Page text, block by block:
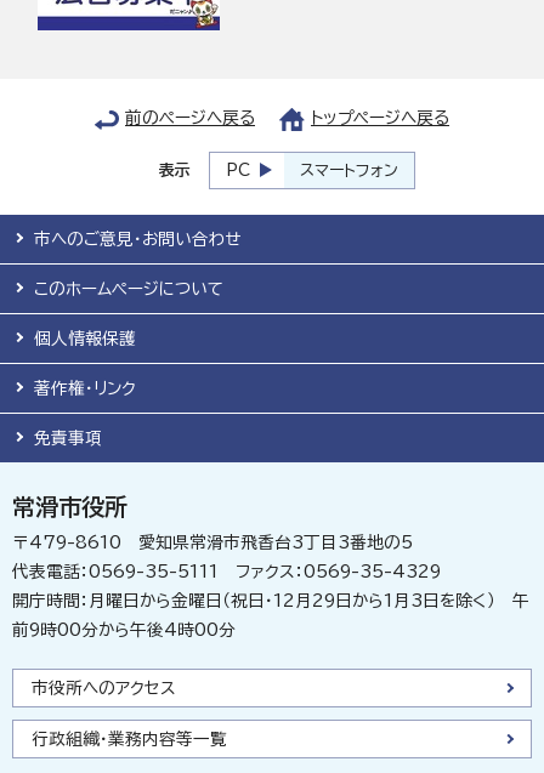
前のページへ戻る トップページへ戻る
表示 PC スマートフォン
市へのご意見・お問い合わせ
このホームページについて
個人情報保護
著作権・リンク
免責事項
常滑市役所
〒479-8610 愛知県常滑市飛香台3丁目3番地の5
代表電話：0569-35-5111 ファクス：0569-35-4329
開庁時間：月曜日から金曜日（祝日・12月29日から1月3日を除く） 午
前9時00分から午後4時00分
市役所へのアクセス
行政組織・業務内容等一覧